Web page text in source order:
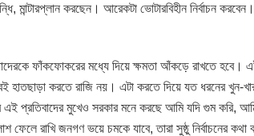
মান্টারপ্লান করছেন। আরেকটা ভোটারবিহীন নির্বাচন
ফাঁকফোকরের মধ্যে দিয়ে ক্ষমতা আঁকড়ে রাখতে হবে।
হাতছাড়া করতে রাজি নয়। এটা করতে দিয়ে যত ধরনের খুন-
প্রতিবাদের মুখেও সরকার মনে করছে আমি যদি গুম করি,
রাখি জনগণ ভয়ে চমকে যাবে, তারা সুষ্ঠু নির্বাচনের কথা